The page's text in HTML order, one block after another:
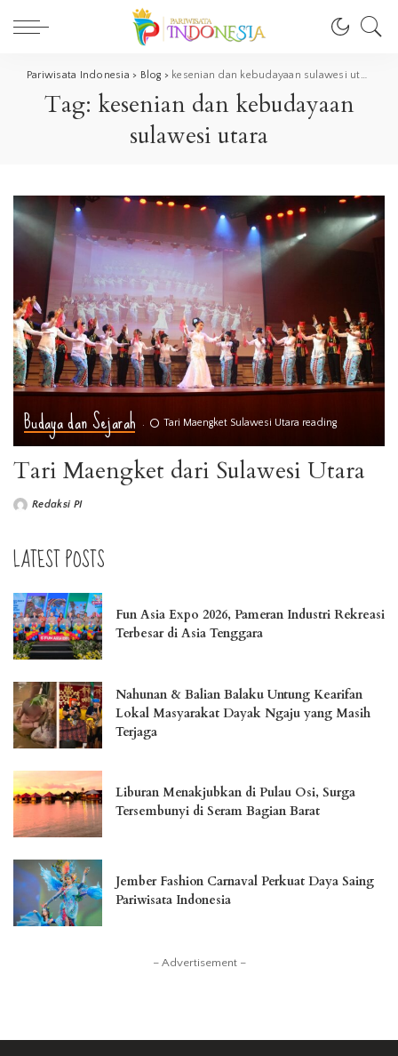
Pariwisata Indonesia > Blog > kesenian dan kebudayaan sulawesi utara
Tag: kesenian dan kebudayaan
sulawesi utara
Budaya dan Sejarah Tari Maengket Sulawesi Utara reading
Tari Maengket dari Sulawesi Utara
Redaksi PI
LATEST POSTS
Fun Asia Expo 2026, Pameran Industri Rekreasi
Terbesar di Asia Tenggara
Nahunan & Balian Balaku Untung Kearifan
Lokal Masyarakat Dayak Ngaju yang Masih
Terjaga
Liburan Menakjubkan di Pulau Osi, Surga
Tersembunyi di Seram Bagian Barat
Jember Fashion Carnaval Perkuat Daya Saing
Pariwisata Indonesia
– Advertisement –